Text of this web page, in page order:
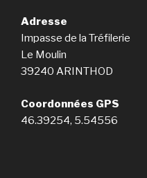
Adresse
Impasse de la Tréfilerie
Le Moulin
39240 ARINTHOD
Coordonnées GPS
46.39254, 5.54556